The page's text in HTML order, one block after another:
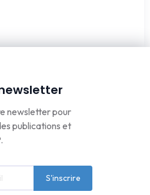
newsletter pour
publications et
S'inscrire